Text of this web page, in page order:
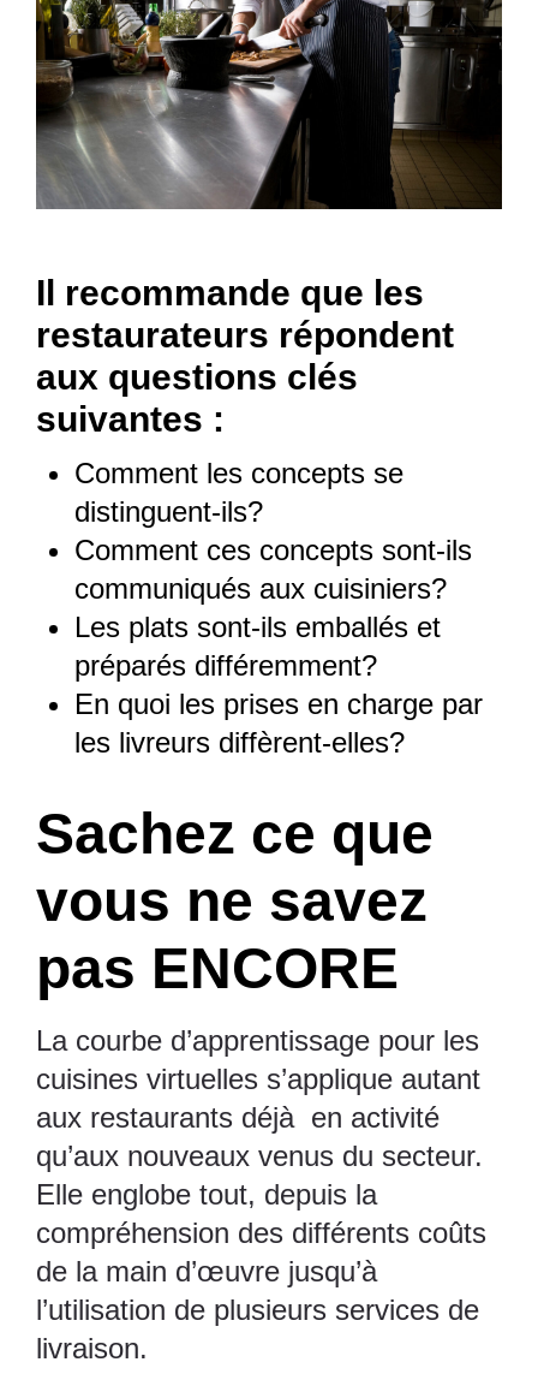
Il recommande que les
restaurateurs répondent
aux questions clés
suivantes :
Comment les concepts se
distinguent-ils?
Comment ces concepts sont-ils
communiqués aux cuisiniers?
Les plats sont-ils emballés et
préparés différemment?
En quoi les prises en charge par
les livreurs diffèrent-elles?
Sachez ce que
vous ne savez
pas ENCORE
La courbe d’apprentissage pour les
cuisines virtuelles s’applique autant
aux restaurants déjà en activité
qu’aux nouveaux venus du secteur.
Elle englobe tout, depuis la
compréhension des différents coûts
de la main d’œuvre jusqu’à
l’utilisation de plusieurs services de
livraison.